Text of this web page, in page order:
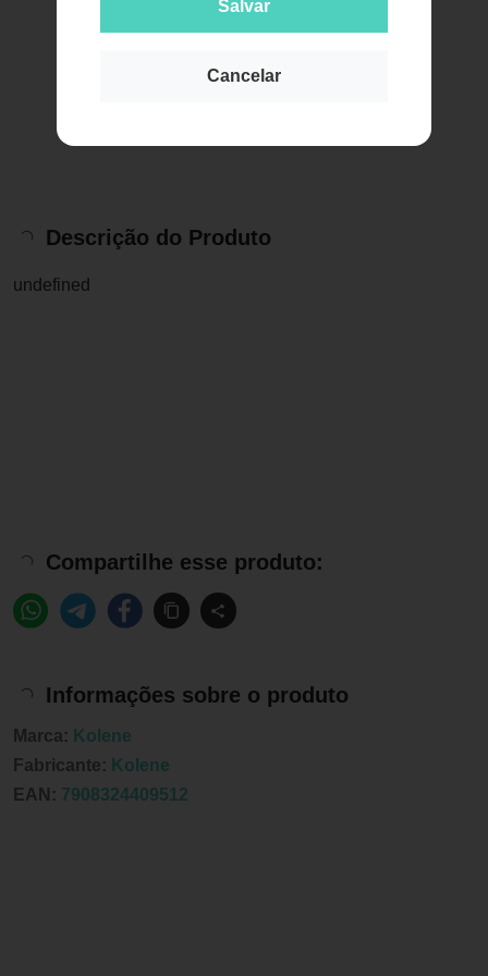
Salvar
Cancelar
Descrição do Produto
undefined
Compartilhe esse produto:
Informações sobre o produto
Marca: Kolene
Fabricante: Kolene
EAN: 7908324409512